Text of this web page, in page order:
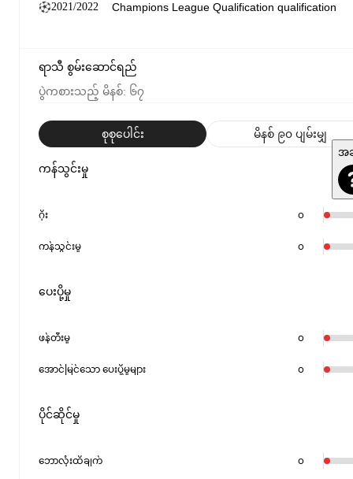
2021/2022
ရာသီ စွမ်းဆောင်ရည်
ပွဲကစားသည့် မိနစ်: ၆၇
စုစုပေါင်း မိနစ် ၉၀ ပျမ်းမျှ
ကန်သွင်းမှု
အ
ဂိုး ၀
ကန်သွင်းမှု ၀
ပေးပို့မှု
ဖန်တီးမှု ၀
အောင်မြင်သော ပေးပို့မှုများ ၀
ပိုင်ဆိုင်မှု
ဘောလုံးထိချက် ၀